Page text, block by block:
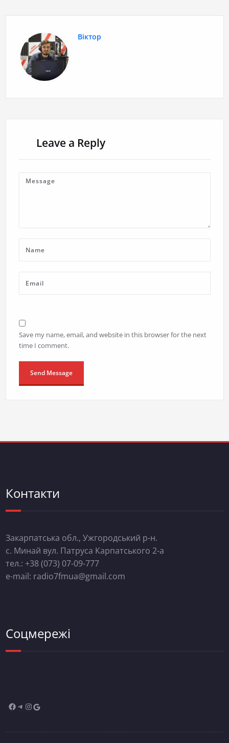
Віктор
Leave a Reply
Save my name, email, and website in this browser for the next
time I comment.
Контакти
Закарпатська обл., Ужгородський р-н.
с. Минай вул. Патруса Карпатського 2-а
тел.: +38 (073) 07-09-777
e-mail: radio7fmua@gmail.com
Соцмережі